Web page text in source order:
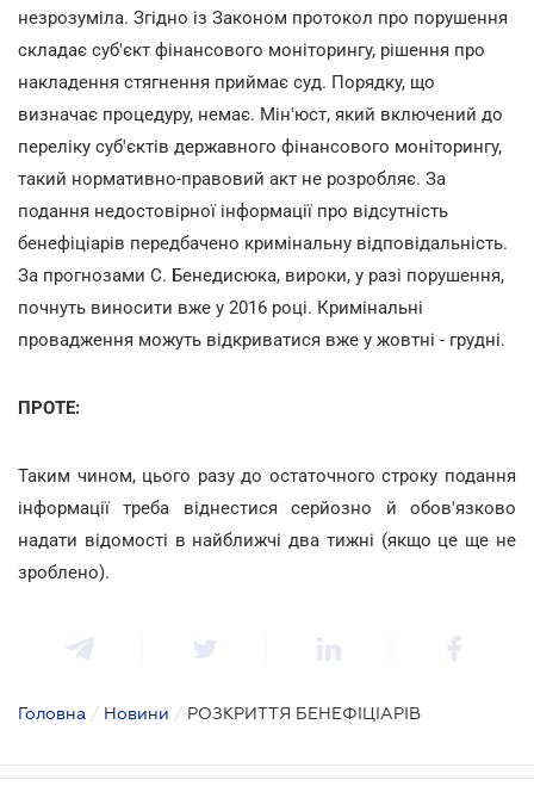
незрозуміла. Згідно із Законом протокол про порушення
складає суб'єкт фінансового моніторингу, рішення про
накладення стягнення приймає суд. Порядку, що
визначає процедуру, немає. Мін'юст, який включений до
переліку суб'єктів державного фінансового моніторингу,
такий нормативно-правовий акт не розробляє. За
подання недостовірної інформації про відсутність
бенефіціарів передбачено кримінальну відповідальність.
За прогнозами С. Бенедисюка, вироки, у разі порушення,
почнуть виносити вже у 2016 році. Кримінальні
провадження можуть відкриватися вже у жовтні - грудні.
ПРОТЕ:
Таким чином, цього разу до остаточного строку подання
інформації треба віднестися серйозно й обов'язково
надати відомості в найближчі два тижні (якщо це ще не
зроблено).
Головна / Новини / РОЗКРИТТЯ БЕНЕФІЦІАРІВ